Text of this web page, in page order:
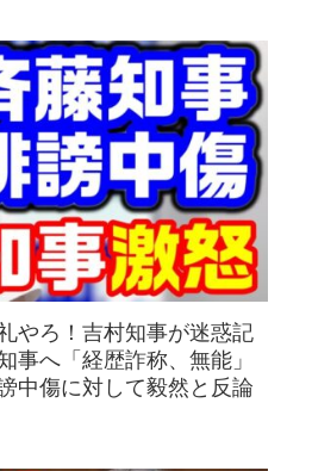
やろ！吉村知事が迷惑記
事へ「経歴詐称、無能」
中傷に対して毅然と反論